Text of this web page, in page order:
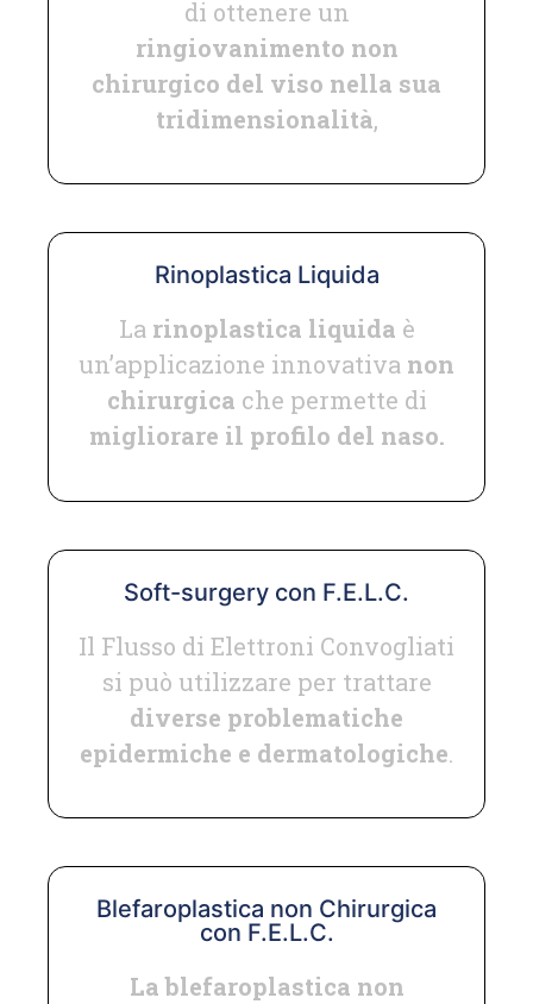
di ottenere un
ringiovanimento non
chirurgico del viso nella sua
tridimensionalità,
Rinoplastica Liquida
La rinoplastica liquida è
un’applicazione innovativa non
chirurgica che permette di
migliorare il profilo del naso.
Soft-surgery con F.E.L.C.
Il Flusso di Elettroni Convogliati
si può utilizzare per trattare
diverse problematiche
epidermiche e dermatologiche.
Blefaroplastica non Chirurgica
con F.E.L.C.
La blefaroplastica non